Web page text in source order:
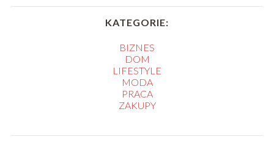
KATEGORIE:
BIZNES
DOM
LIFESTYLE
MODA
PRACA
ZAKUPY